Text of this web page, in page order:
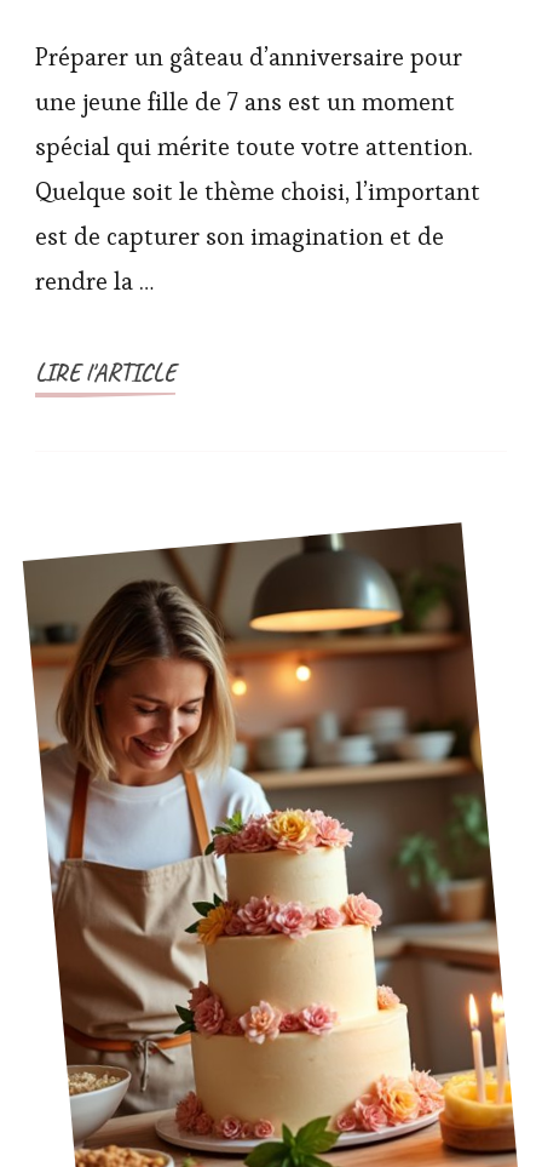
Préparer un gâteau d’anniversaire pour
une jeune fille de 7 ans est un moment
spécial qui mérite toute votre attention.
Quelque soit le thème choisi, l’important
est de capturer son imagination et de
rendre la …
LIRE l'ARTICLE